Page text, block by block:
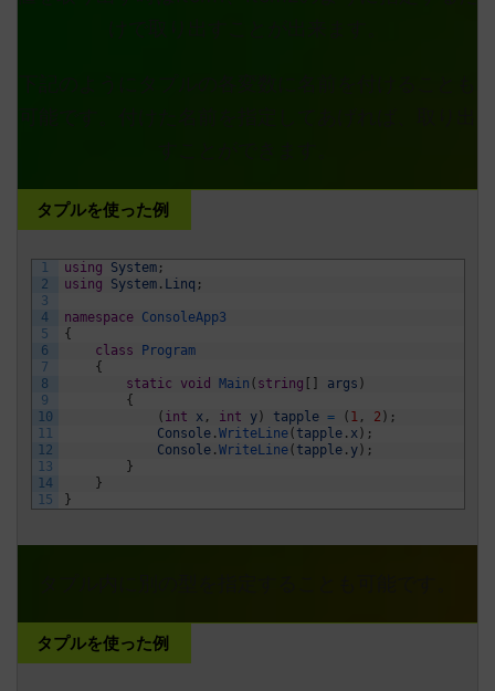
タプルを使った例
1
2
3
4
5
6
7
8
9
10
11
12
13
14
15
using System;
using
System. Linq ;
namespace
ConsoleApp3
{
class
Program
{
static
void Main ( string [ ] args )
{
( int x , int y) tapple = ( 1 , 2 ) ;
Console. WriteLine( tapple. x ) ;
Console. WriteLine( tapple. y) ;
}
}
}
タプルを使った例